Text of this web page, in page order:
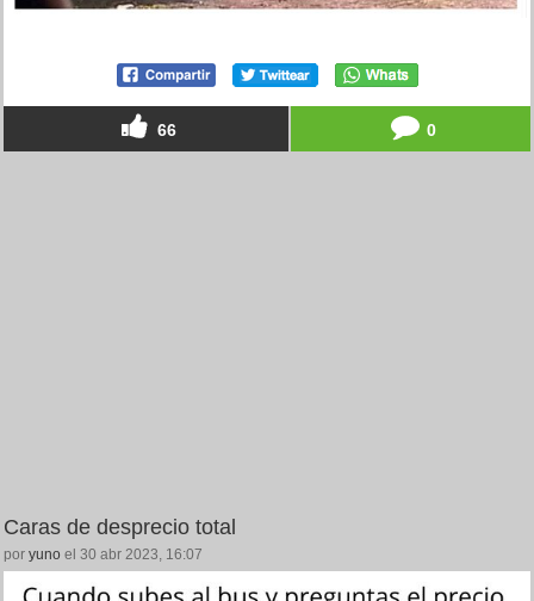
66 0
Caras de desprecio total
por yuno el 30 abr 2023, 16:07